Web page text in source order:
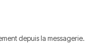
depuis la messagerie.